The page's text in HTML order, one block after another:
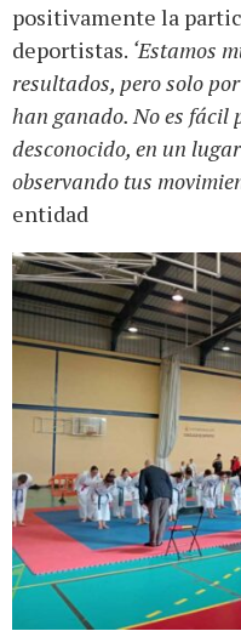
positivamente la
deportistas. ‘Estamos
resultados, pero solo
han ganado. No es fácil
desconocido, en un
observando tus
entidad